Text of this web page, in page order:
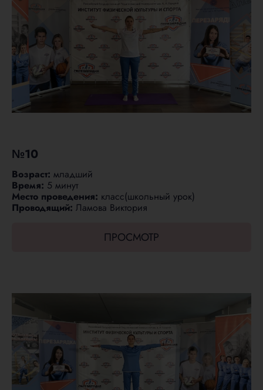
№10
Возраст: младший
Время: 5 минут
Место проведения: класс(школьный урок)
Проводящий: Ламова Виктория
ПРОСМОТР